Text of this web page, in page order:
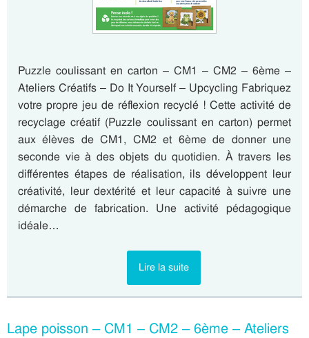
Puzzle coulissant en carton – CM1 – CM2 – 6ème –
Ateliers Créatifs – Do It Yourself – Upcycling Fabriquez
votre propre jeu de réflexion recyclé ! Cette activité de
recyclage créatif (Puzzle coulissant en carton) permet
aux élèves de CM1, CM2 et 6ème de donner une
seconde vie à des objets du quotidien. À travers les
différentes étapes de réalisation, ils développent leur
créativité, leur dextérité et leur capacité à suivre une
démarche de fabrication. Une activité pédagogique
idéale…
Lire la suite
Lape poisson – CM1 – CM2 – 6ème – Ateliers